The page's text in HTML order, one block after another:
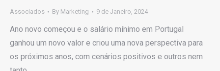
Associados By Marketing 9 de Janeiro, 2024
Ano novo começou e o salário mínimo em Portugal
ganhou um novo valor e criou uma nova perspectiva para
os próximos anos, com cenários positivos e outros nem